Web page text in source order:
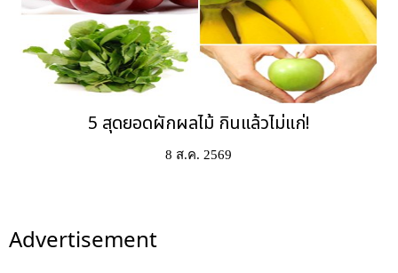
5 สุดยอดผักผลไม้ กินแล้วไม่แก่!
8 ส.ค. 2569
Advertisement